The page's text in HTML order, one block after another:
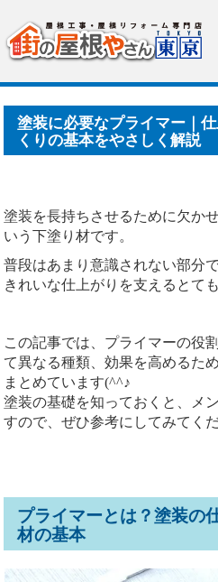
> 塗装に必要な
する下地づくりの基本を.....
塗装に必要なプライマー｜
くりの基本をやさしく解説
塗装を長持ちさせるために欠か
いう下塗り材です。
普段はあまり意識されない部分
きれいな仕上がりを支えるとて
この記事では、プライマーの役
て異なる種類、効果を高めるた
まとめています(^^♪
塗装の基礎を知っておくと、メ
すので、ぜひ参考にしてみてく
プライマーとは？塗装の
材の基本